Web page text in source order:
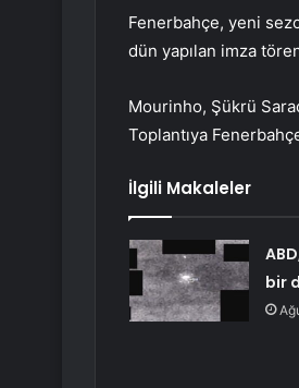
Fenerbahçe, yeni
dün yapılan imza
Mourinho, Şükrü
Toplantıya
İlgili Makaleler
bir